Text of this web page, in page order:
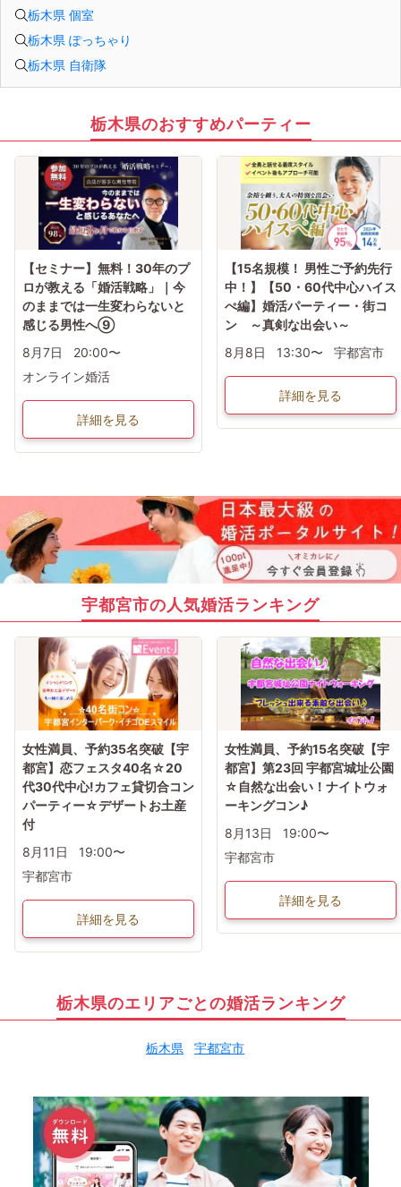
栃木県 個室
栃木県 ぽっちゃり
栃木県 自衛隊
栃木県のおすすめパーティー
【セミナー】無料！30年のプ
ロが教える「婚活戦略」｜今
のままでは一生変わらないと
感じる男性へ⑨
8月7日
20:00〜
オンライン婚活
詳細を見る
【15名規模！ 男性ご予約先行
中！】【50・60代中心ハイス
ぺ編】婚活パーティー・街コ
ン ～真剣な出会い～
8月8日
13:30〜 宇都宮市
詳細を見る
宇都宮市の人気婚活ランキング
女性満員、予約35名突破【宇
都宮】恋フェスタ40名☆20
代30代中心!カフェ貸切合コン
パーティー☆デザートお土産
付
8月11日
19:00〜
宇都宮市
詳細を見る
女性満員、予約15名突破【宇
都宮】第23回 宇都宮城址公園
☆自然な出会い！ナイトウォ
ーキングコン♪
8月13日
19:00〜
宇都宮市
詳細を見る
栃木県のエリアごとの婚活ランキング
栃木県 宇都宮市